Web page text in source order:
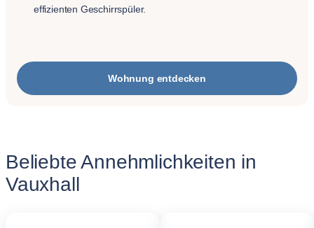
effizienten Geschirrspüler.
Wohnung entdecken
Beliebte Annehmlichkeiten in
Vauxhall